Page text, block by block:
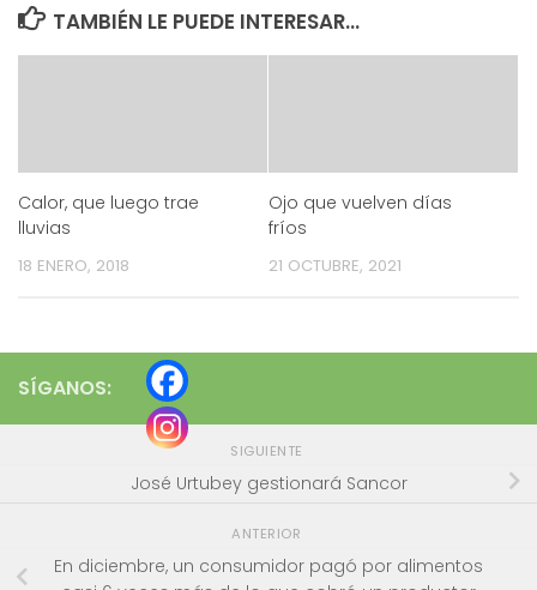
TAMBIÉN LE PUEDE INTERESAR...
Calor, que luego trae
lluvias
18 ENERO, 2018
Ojo que vuelven días
fríos
21 OCTUBRE, 2021
SÍGANOS:
SIGUIENTE
José Urtubey gestionará Sancor
ANTERIOR
En diciembre, un consumidor pagó por alimentos